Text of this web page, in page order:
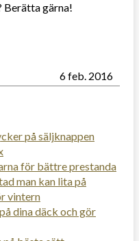
Berätta gärna!
6 feb. 2016
på säljknappen
för bättre prestanda
man kan lita på
vintern
dina däck och gör